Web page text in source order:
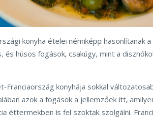
konyha ételei némiképp hasonlítanak
és húsos fogások, csakúgy, mint a
Franciaország konyhája sokkal
azok a fogások a jellemzőek itt,
éttermekben is fel szoktak szolgálni.